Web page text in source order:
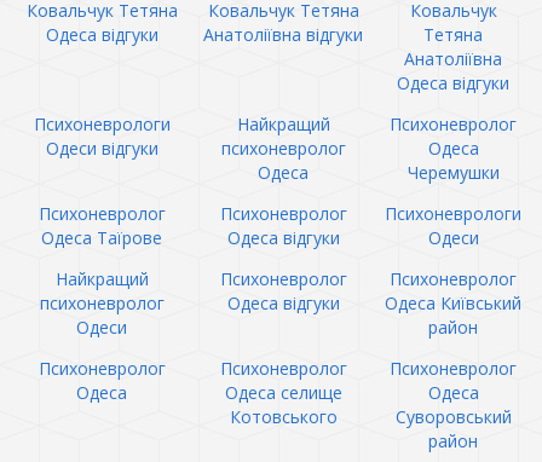
Ковальчук Тетяна
Одеса відгуки
Ковальчук Тетяна
Анатоліївна відгуки
Ковальчук
Тетяна
Анатоліївна
Одеса відгуки
Психоневрологи
Одеси відгуки
Найкращий
психоневролог
Одеса
Психоневролог
Одеса
Черемушки
Психоневролог
Одеса Таїрове
Психоневролог
Одеса відгуки
Психоневрологи
Одеси
Найкращий
психоневролог
Одеси
Психоневролог
Одеса відгуки
Психоневролог
Одеса Київський
район
Психоневролог
Одеса
Психоневролог
Одеса селище
Котовського
Психоневролог
Одеса
Суворовський
район